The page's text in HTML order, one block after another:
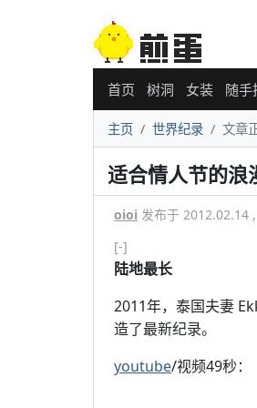
首页 树洞 女装 随手
主页 世界纪录 文章
适合情人节的浪
oioi 发布于 2012.02.14
[-]
陆地最长
2011年，泰国夫妻
造了最新纪录。
youtube/视频49秒：